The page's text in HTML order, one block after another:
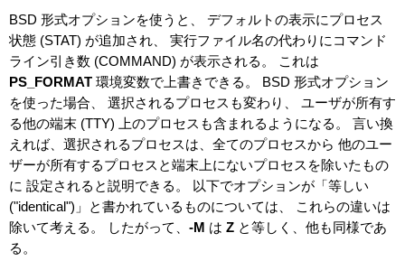
BSD 形式オプションを使うと、 デフォルトの表示にプロセス
状態 (STAT) が追加され、 実行ファイル名の代わりにコマンド
ライン引き数 (COMMAND) が表示される。 これは
PS_FORMAT 環境変数で上書きできる。 BSD 形式オプション
を使った場合、 選択されるプロセスも変わり、 ユーザが所有す
る他の端末 (TTY) 上のプロセスも含まれるようになる。 言い換
えれば、選択されるプロセスは、全てのプロセスから 他のユー
ザーが所有するプロセスと端末上にないプロセスを除いたもの
に 設定されると説明できる。 以下でオプションが「等しい
("identical")」と書かれているものについては、 これらの違いは
除いて考える。 したがって、 -M は Z と等しく、他も同様であ
る。